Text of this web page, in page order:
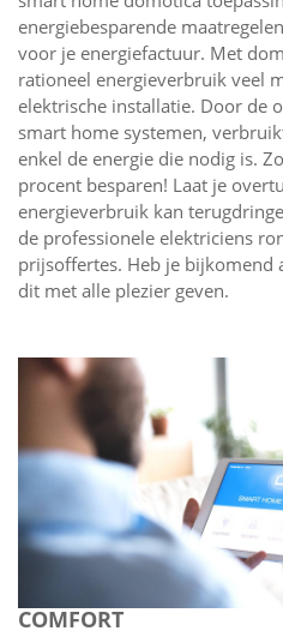
energiebesparende
voor je energiefactuur. Met
rationeel energieverbruik veel
elektrische installatie. Door de
smart home systemen,
enkel de energie die nodig is.
procent besparen! Laat je
energieverbruik kan
de professionele elektriciens
prijsoffertes. Heb je bijkomend
dit met alle plezier geven.
COMFORT